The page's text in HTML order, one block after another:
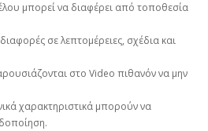
μπορεί να διαφέρει από τοποθεσία
σε λεπτομέρειες, σχέδια και
στο Video πιθανόν να μην
χαρακτηριστικά μπορούν να